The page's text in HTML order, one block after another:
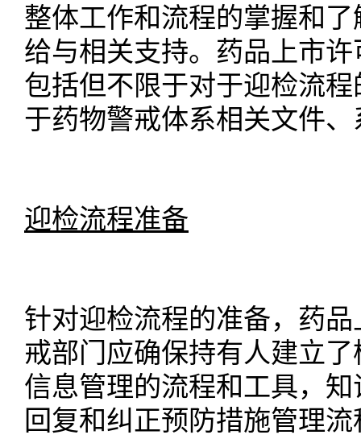
整体工作和流程的掌握和
给与相关支持。药品上市
包括但不限于对于迎检流
于药物警戒体系相关文件
迎检流程准备
针对迎检流程的准备，药
戒部门应确保持有人建立
信息管理的流程和工具，
回复和纠正预防措施管理